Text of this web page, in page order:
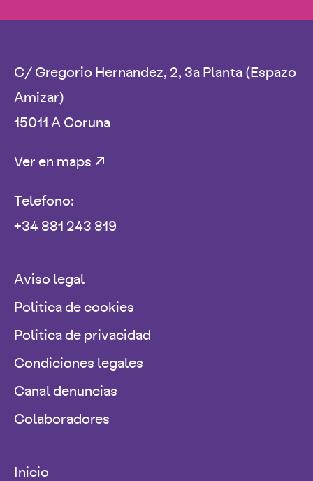
C/ Gregorio Hernandez, 2, 3a Planta (Espazo
Amizar)
15011 A Coruna
Ver en maps
Telefono:
+34 881 243 819
Aviso legal
Politica de cookies
Politica de privacidad
Condiciones legales
Canal denuncias
Colaboradores
Inicio